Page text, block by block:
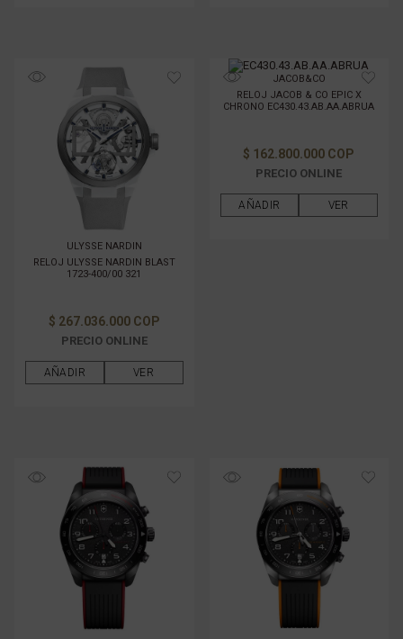
ULYSSE NARDIN
RELOJ ULYSSE NARDIN BLAST
1723-400/00 321
$ 267.036.000 COP
PRECIO ONLINE
AÑADIR VER
JACOB&CO
RELOJ JACOB & CO EPIC X
CHRONO EC430.43.AB.AA.ABRUA
$ 162.800.000 COP
PRECIO ONLINE
AÑADIR VER